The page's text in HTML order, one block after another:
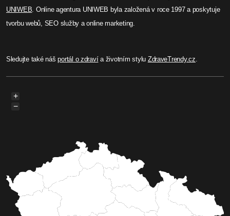
UNIWEB . Online agentura UNIWEB byla založená v roce 1997 a poskytuje
tvorbu webů, SEO služby a online marketing.
Sledujte také nášportál o zdravía životním stylu ZdraveTrendy.cz
+
−